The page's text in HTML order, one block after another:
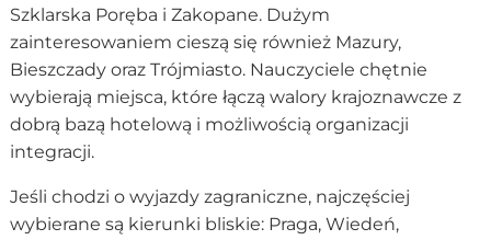
Szklarska Poręba i Zakopane. Dużym
zainteresowaniem cieszą się również Mazury,
Bieszczady oraz Trójmiasto. Nauczyciele chętnie
wybierają miejsca, które łączą walory krajoznawcze z
dobrą bazą hotelową i możliwością organizacji
integracji.
Jeśli chodzi o wyjazdy zagraniczne, najczęściej
wybierane są kierunki bliskie: Praga, Wiedeń,